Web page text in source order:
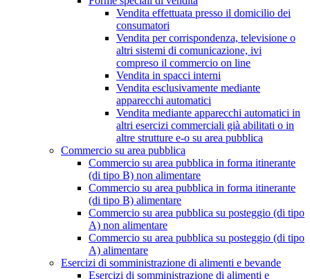
Vendita effettuata presso il domicilio dei
consumatori
Vendita per corrispondenza, televisione o
altri sistemi di comunicazione, ivi
compreso il commercio on line
Vendita in spacci interni
Vendita esclusivamente mediante
apparecchi automatici
Vendita mediante apparecchi automatici in
altri esercizi commerciali già abilitati o in
altre strutture e-o su area pubblica
Commercio su area pubblica
Commercio su area pubblica in forma itinerante
(di tipo B) non alimentare
Commercio su area pubblica in forma itinerante
(di tipo B) alimentare
Commercio su area pubblica su posteggio (di tipo
A) non alimentare
Commercio su area pubblica su posteggio (di tipo
A) alimentare
Esercizi di somministrazione di alimenti e bevande
Esercizi di somministrazione di alimenti e